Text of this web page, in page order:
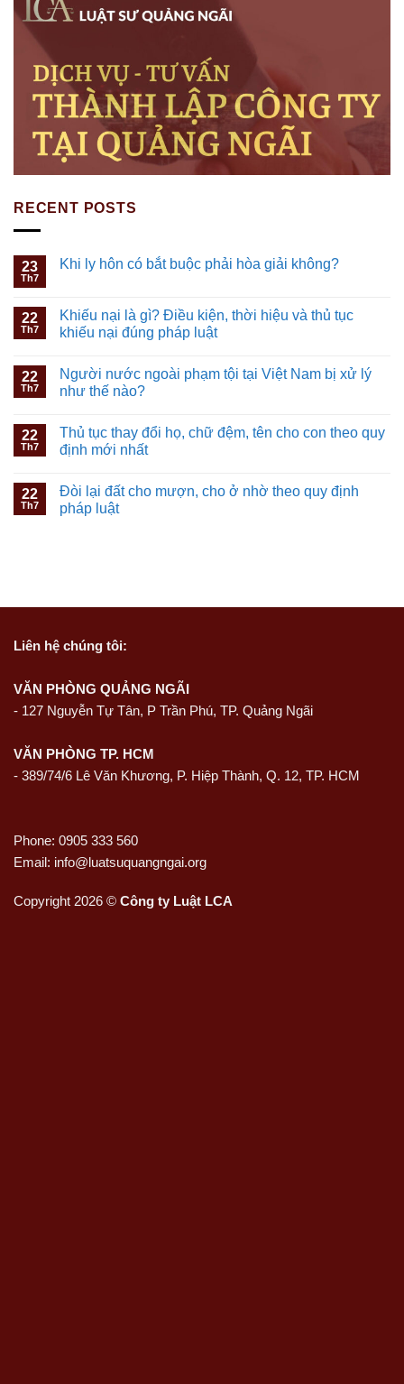
RECENT POSTS
23
Th7
Khi ly hôn có bắt buộc phải hòa giải không?
22
Th7
Khiếu nại là gì? Điều kiện, thời hiệu và thủ tục
khiếu nại đúng pháp luật
22
Th7
Người nước ngoài phạm tội tại Việt Nam bị xử lý
như thế nào?
22
Th7
Thủ tục thay đổi họ, chữ đệm, tên cho con theo quy
định mới nhất
22
Th7
Đòi lại đất cho mượn, cho ở nhờ theo quy định
pháp luật
Liên hệ chúng tôi:
VĂN PHÒNG QUẢNG NGÃI
- 127 Nguyễn Tự Tân, P Trần Phú, TP. Quảng Ngãi
VĂN PHÒNG TP. HCM
- 389/74/6 Lê Văn Khương, P. Hiệp Thành, Q. 12, TP. HCM
Phone: 0905 333 560
Email: info@luatsuquangngai.org
Copyright 2026 © Công ty Luật LCA